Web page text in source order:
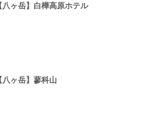
八ヶ岳】白樺高原ホテル
八ヶ岳】蓼科山